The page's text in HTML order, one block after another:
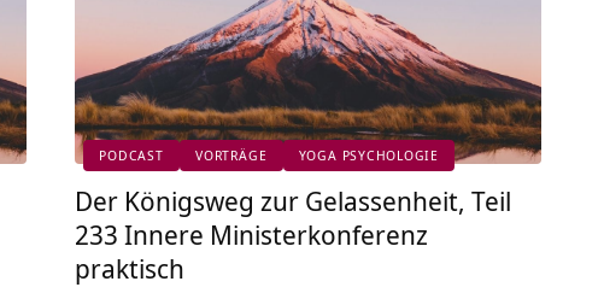
PODCAST VORTRÄGE YOGA PSYCHOLOGIE
Der Königsweg zur Gelassenheit, Teil
233 Innere Ministerkonferenz
praktisch